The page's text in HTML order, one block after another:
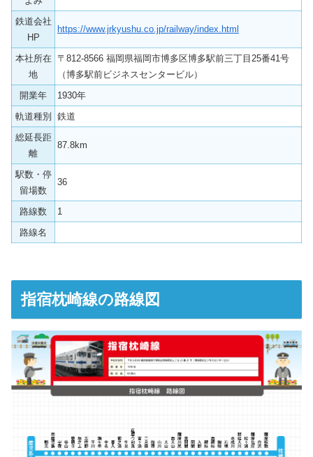
鉄道会社
HP
https://www.jrkyushu.co.jp/railway/index.html
本社所在
地
〒812-8566 福岡県福岡市博多区博多駅前三丁目25番41号
（博多駅前ビジネスセンタービル）
開業年
1930年
軌道種別
鉄道
総延長距
離
87.8km
駅数・停
留場数
36
路線数
1
路線名
指宿枕崎線の路線図